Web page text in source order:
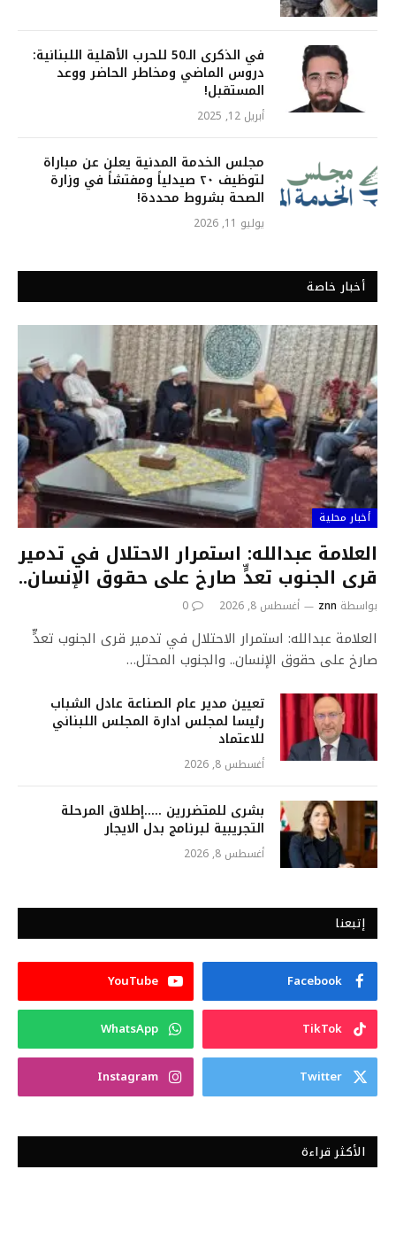
في الذكرى الـ50 للحرب الأهلية اللبنانية:
دروس الماضي ومخاطر الحاضر ووعد
المستقبل!
أبريل 12, 2025
مجلس الخدمة المدنية يعلن عن مباراة
لتوظيف ٢٠ صيدلياً ومفتشاً في وزارة
الصحة بشروط محددة!
يوليو 11, 2026
أخبار خاصة
أخبار محلية
العلامة عبدالله: استمرار الاحتلال في تدمير
قرى الجنوب تعدٍّ صارخ على حقوق الإنسان..
بواسطة znn أغسطس 8, 2026 0
العلامة عبدالله: استمرار الاحتلال في تدمير قرى الجنوب تعدٍّ
صارخ على حقوق الإنسان.. والجنوب المحتل…
تعيين مدير عام الصناعة عادل الشباب
رئيسا لمجلس ادارة المجلس اللبناني
للاعتماد
أغسطس 8, 2026
بشرى للمتضررين …..إطلاق المرحلة
التجريبية لبرنامج بدل الايجار
أغسطس 8, 2026
إتبعنا
Facebook
YouTube
TikTok
WhatsApp
Twitter
Instagram
الأكثر قراءة